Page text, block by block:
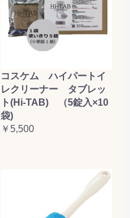
コスケム ハイパートイ
レクリーナー タブレッ
ト(Hi-TAB) （5錠入×10
袋)
￥5,500